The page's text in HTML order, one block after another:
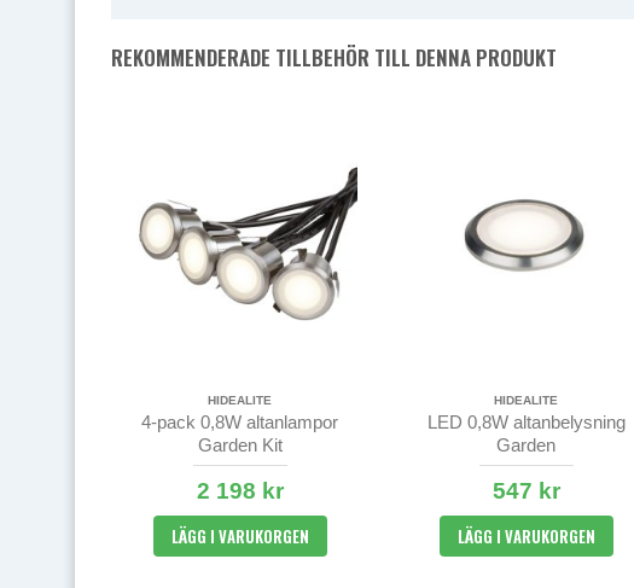
REKOMMENDERADE TILLBEHÖR TILL DENNA PRODUKT
HIDEALITE
4-pack 0,8W altanlampor
Garden Kit
2 198 kr
LÄGG I VARUKORGEN
HIDEALITE
LED 0,8W altanbelysning
Garden
547 kr
LÄGG I VARUKORGEN